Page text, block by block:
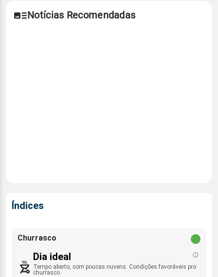
Notícias Recomendadas
Índices
Churrasco
Dia ideal
Tempo aberto, com poucas nuvens. Condições favoráveis pro
churrasco.